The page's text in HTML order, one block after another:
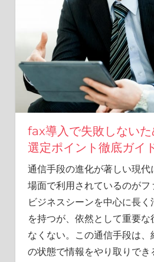
fax導入で失敗しないた
選定ポイント徹底ガイ
通信手段の進化が著しい現
場面で利用されているのがフ
ビジネスシーンを中心に長
を持つが、依然として重要
なくない。この通信手段は、
の状態で情報をやり取りで